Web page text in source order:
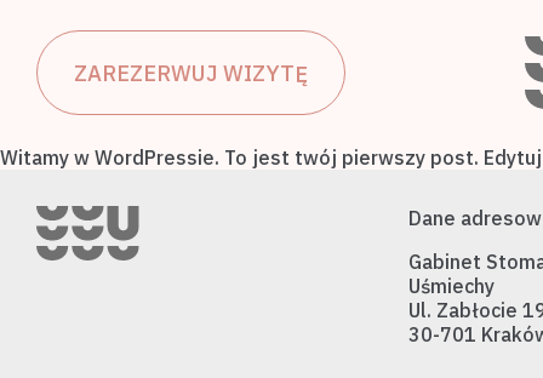
ZAREZERWUJ WIZYTĘ
Nasz zespół
Gabinet
Witamy w WordPressie. To jest twój pierwszy post.
Dane
Gabinet
Uśmiechy
Ul. Zabłocie
30-701